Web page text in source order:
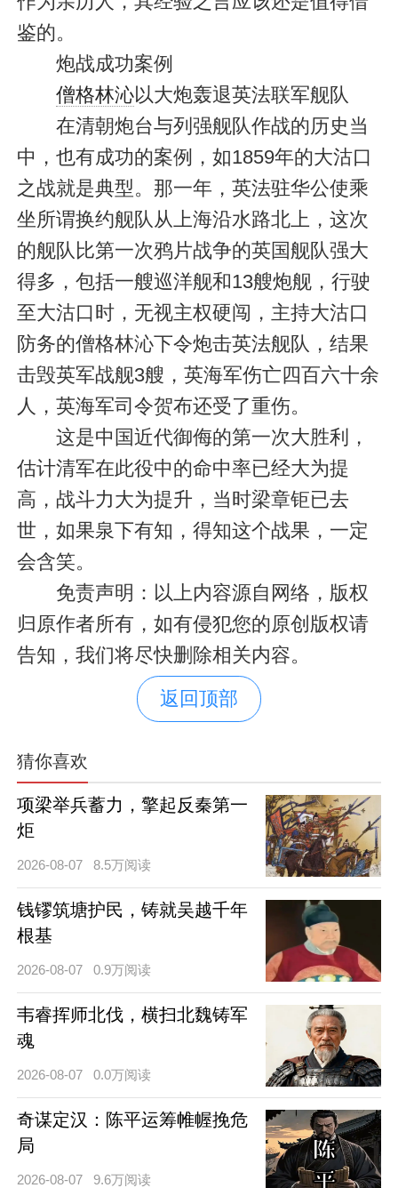
鉴的。
炮战成功案例
僧格林沁以大炮轰退英法联军舰队
在清朝炮台与列强舰队作战的历史当
中，也有成功的案例，如1859年的大沽口
之战就是典型。那一年，英法驻华公使乘
坐所谓换约舰队从上海沿水路北上，这次
的舰队比第一次鸦片战争的英国舰队强大
得多，包括一艘巡洋舰和13艘炮舰，行驶
至大沽口时，无视主权硬闯，主持大沽口
防务的僧格林沁下令炮击英法舰队，结果
击毁英军战舰3艘，英海军伤亡四百六十余
人，英海军司令贺布还受了重伤。
这是中国近代御侮的第一次大胜利，
估计清军在此役中的命中率已经大为提
高，战斗力大为提升，当时梁章钜已去
世，如果泉下有知，得知这个战果，一定
会含笑。
免责声明：以上内容源自网络，版权
归原作者所有，如有侵犯您的原创版权请
告知，我们将尽快删除相关内容。
返回顶部
猜你喜欢
项梁举兵蓄力，擎起反秦第一
炬
2026-08-07 8.5万阅读
钱镠筑塘护民，铸就吴越千年
根基
2026-08-07 0.9万阅读
韦睿挥师北伐，横扫北魏铸军
魂
2026-08-07 0.0万阅读
奇谋定汉：陈平运筹帷幄挽危
局
2026-08-07 9.6万阅读